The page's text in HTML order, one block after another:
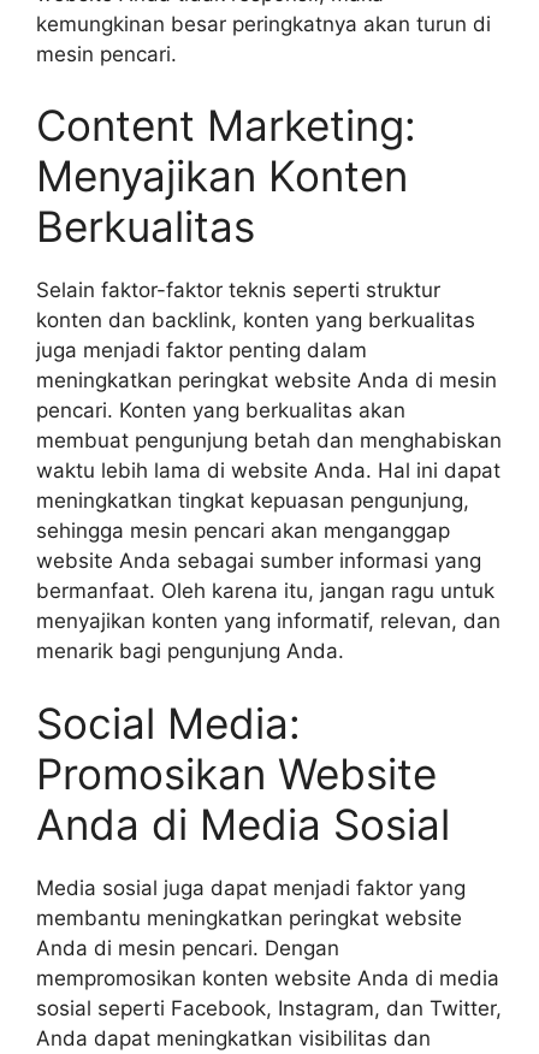
kemungkinan besar peringkatnya akan turun di
mesin pencari.
Content Marketing:
Menyajikan Konten
Berkualitas
Selain faktor-faktor teknis seperti struktur
konten dan backlink, konten yang berkualitas
juga menjadi faktor penting dalam
meningkatkan peringkat website Anda di mesin
pencari. Konten yang berkualitas akan
membuat pengunjung betah dan menghabiskan
waktu lebih lama di website Anda. Hal ini dapat
meningkatkan tingkat kepuasan pengunjung,
sehingga mesin pencari akan menganggap
website Anda sebagai sumber informasi yang
bermanfaat. Oleh karena itu, jangan ragu untuk
menyajikan konten yang informatif, relevan, dan
menarik bagi pengunjung Anda.
Social Media:
Promosikan Website
Anda di Media Sosial
Media sosial juga dapat menjadi faktor yang
membantu meningkatkan peringkat website
Anda di mesin pencari. Dengan
mempromosikan konten website Anda di media
sosial seperti Facebook, Instagram, dan Twitter,
Anda dapat meningkatkan visibilitas dan